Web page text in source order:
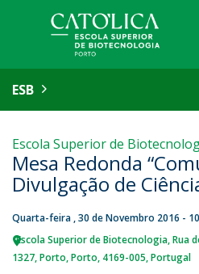
ESB
Escola Superior de
Mesa Redonda
Divulgação de
Quarta-feira , 30 de Novembro 2016 -
Escola Superior de Biotecnologia Rua
1327 Porto Porto 4169-005 Portugal